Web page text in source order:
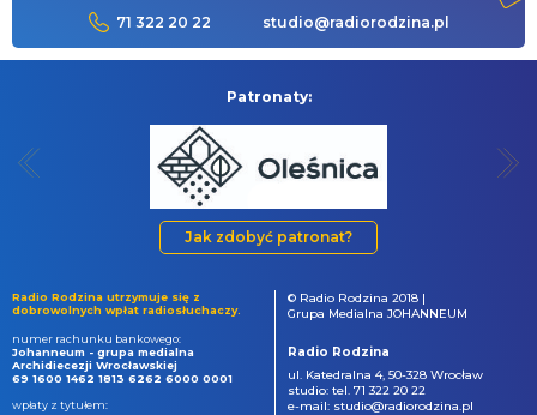
71 322 20 22 studio@radiorodzina.pl
Patronaty:
Jak zdobyć patronat?
Radio Rodzina utrzymuje się z
dobrowolnych wpłat radiosłuchaczy.
numer rachunku bankowego:
Johanneum - grupa medialna
Archidiecezji Wrocławskiej
69 1600 1462 1813 6262 6000 0001
wpłaty z tytułem:
© Radio Rodzina 2018 |
Grupa Medialna JOHANNEUM
Radio Rodzina
ul. Katedralna 4, 50-328 Wrocław
studio: tel. 71 322 20 22
e-mail: studio@radiorodzina.pl